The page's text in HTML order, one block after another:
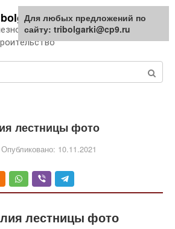
информации про
лестницы фото
Опубликовано: 10.11.2021
лестницы фото
Для любых предложений по
сайту: tribolgarki@cp9.ru